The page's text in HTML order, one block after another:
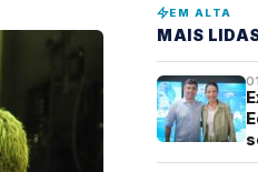
EM ALTA
MAIS